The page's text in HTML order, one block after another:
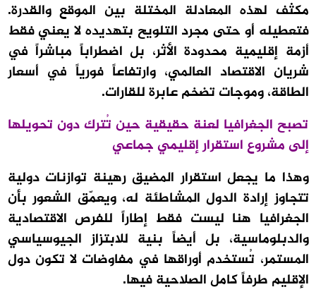
مكثف لهذه المعادلة المختلة بين الموقع والقدرة.
فتعطيله أو حتى مجرد التلويح بتهديده لا يعني فقط
أزمة إقليمية محدودة الأثر، بل اضطراباً مباشراً في
شريان الاقتصاد العالمي، وارتفاعاً فورياً في أسعار
الطاقة، وموجات تضخم عابرة للقارات.
تصبح الجغرافيا لعنة حقيقية حين تُترك دون تحويلها
إلى مشروع استقرار إقليمي جماعي
وهذا ما يجعل استقرار المضيق رهينة توازنات دولية
تتجاوز إرادة الدول المشاطئة له، ويعمّق الشعور بأن
الجغرافيا هنا ليست فقط إطاراً للفرص الاقتصادية
والدبلوماسية، بل أيضاً بنية للابتزاز الجيوسياسي
المستمر، تُستخدم أوراقها في مفاوضات لا تكون دول
الإقليم طرفاً كامل الصلاحية فيها.